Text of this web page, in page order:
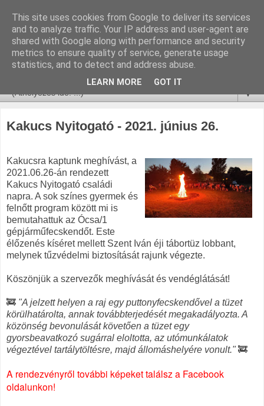
▼
Kakucs Nyitogató - 2021. június 26.
Kakucsra kaptunk meghívást, a
2021.06.26-án rendezett
Kakucs Nyitogató családi
napra. A sok színes gyermek és
felnőtt program között mi is
bemutahattuk az Ócsa/1
gépjárműfecskendőt. Este
élőzenés kíséret mellett Szent Iván éji tábortüz lobbant,
melynek tűzvédelmi biztosítását rajunk végezte.
Köszönjük a szervezők meghívását és vendéglátását!
🚒 "A jelzett helyen a raj egy puttonyfecskendővel a tüzet
körülhatárolta, annak továbbterjedését megakadályozta. A
közönség bevonulását követően a tüzet egy
gyorsbeavatkozó sugárral eloltotta, az utómunkálatok
végeztével tartálytöltésre, majd állomáshelyére vonult."🚒
A rendezvényről további képeket találsz a Facebook
oldalunkon!
This site uses cookies from Google to deliver its services
and to analyze traffic. Your IP address and user-agent are
shared with Google along with performance and security
metrics to ensure quality of service, generate usage
statistics, and to detect and address abuse.
LEARN MORE GOT IT